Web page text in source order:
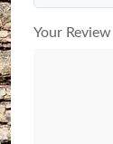
Your Review